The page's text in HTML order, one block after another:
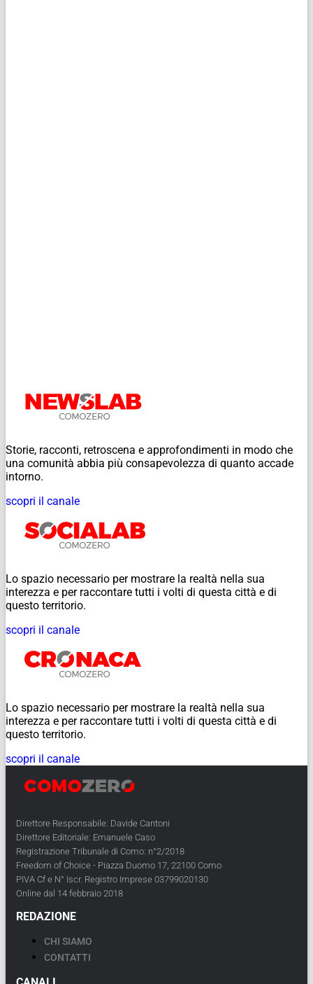
Storie, racconti, retroscena e approfondimenti in modo che
una comunità abbia più consapevolezza di quanto accade
intorno.
scopri il canale
Lo spazio necessario per mostrare la realtà nella sua
interezza e per raccontare tutti i volti di questa città e di
questo territorio.
scopri il canale
Lo spazio necessario per mostrare la realtà nella sua
interezza e per raccontare tutti i volti di questa città e di
questo territorio.
scopri il canale
Direttore Responsabile: Davide Cantoni
Direttore Editoriale: Emanuele Caso
Registrazione Tribunale di Como: n°2/2018
Freedom of Choice - Piazza Duomo 17, 22100 Como
PIVA Cf e N° Iscr. Registro Imprese 03799020130
Online dal 14 febbraio 2018
REDAZIONE
CHI SIAMO
CONTATTI